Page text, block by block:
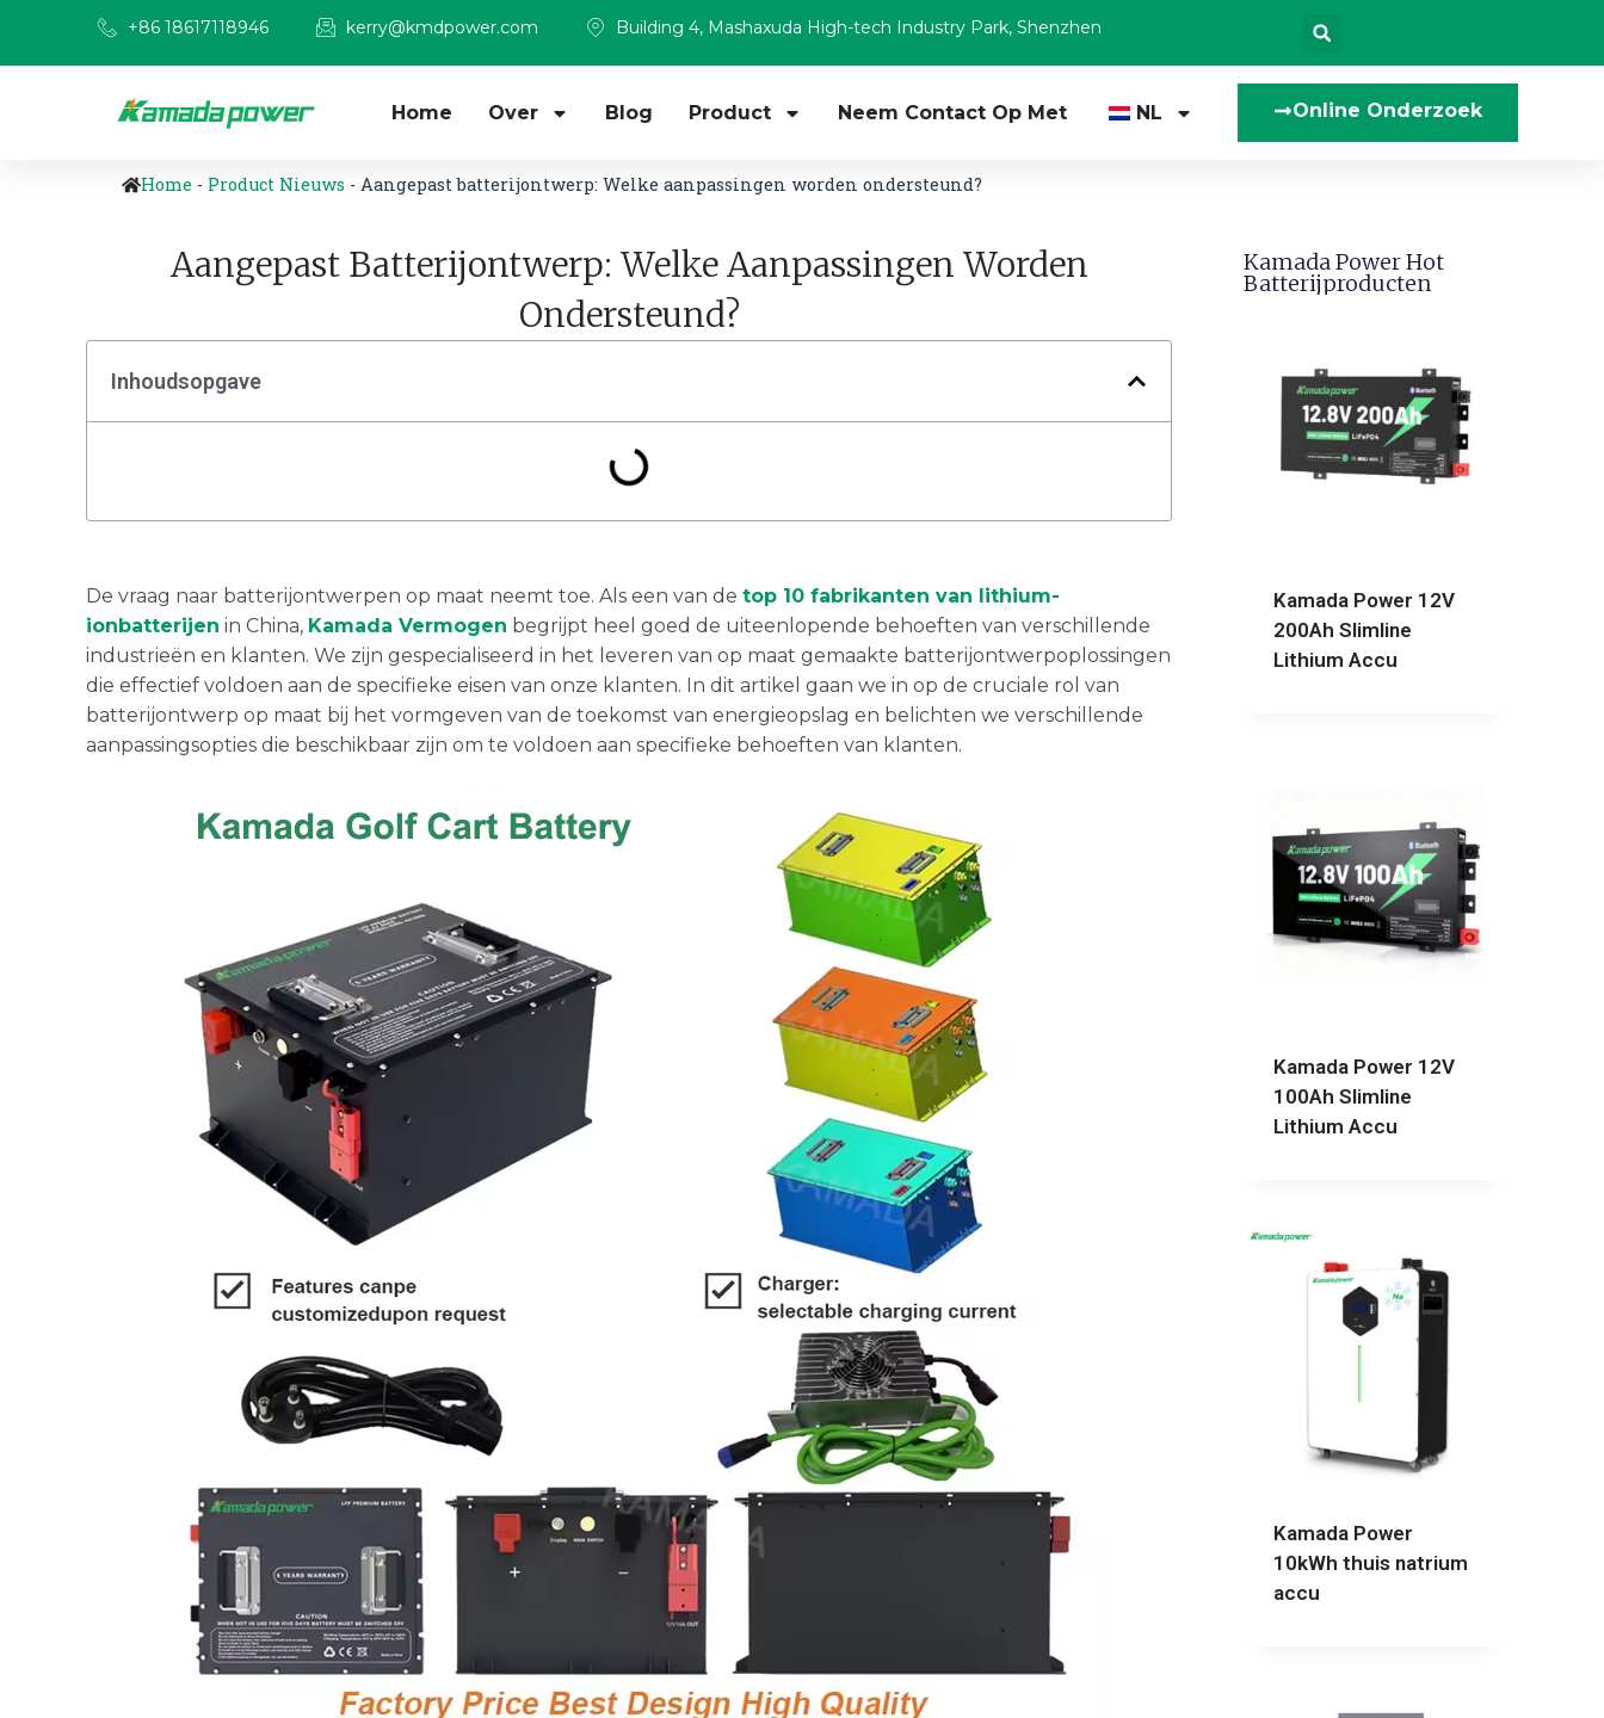
+86 18617118946 kerry@kmdpower.com Building 4, Mashaxuda High-tech Industry Park, Shenzhen
Home Over Blog Product Neem Contact Op Met NL Online Onderzoek
Home - Product Nieuws - Aangepast batterijontwerp: Welke aanpassingen worden ondersteund?
Aangepast Batterijontwerp: Welke Aanpassingen Worden
Ondersteund?
Inhoudsopgave
De vraag naar batterijontwerpen op maat neemt toe. Als een van de top 10 fabrikanten van lithium-
ionbatterijen in China, Kamada Vermogen begrijpt heel goed de uiteenlopende behoeften van verschillende
industrieën en klanten. We zijn gespecialiseerd in het leveren van op maat gemaakte batterijontwerpoplossingen
die effectief voldoen aan de specifieke eisen van onze klanten. In dit artikel gaan we in op de cruciale rol van
batterijontwerp op maat bij het vormgeven van de toekomst van energieopslag en belichten we verschillende
aanpassingsopties die beschikbaar zijn om te voldoen aan specifieke behoeften van klanten.
Kamada Power Hot
Batterijproducten
Kamada Power 12V
200Ah Slimline
Lithium Accu
Kamada Power 12V
100Ah Slimline
Lithium Accu
Kamada Power
10kWh thuis natrium
accu